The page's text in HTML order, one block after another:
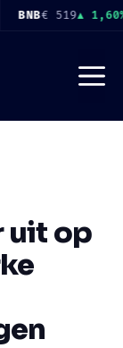
▲ 0,00% XRP€
uit op